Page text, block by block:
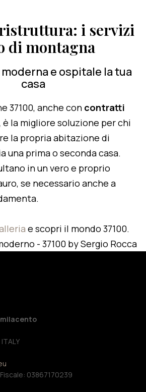
i servizi
di montagna
e ospitale la tua
casa
37100, anche con contratti
è la migliore soluzione per chi
la propria abitazione di
una prima o seconda casa.
in un vero e proprio
se necessario anche a
e scopri il mondo 37100.
03867170239